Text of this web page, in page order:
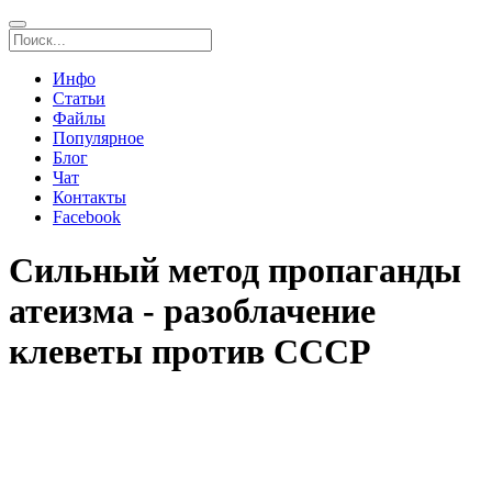
Инфо
Статьи
Файлы
Популярное
Блог
Чат
Контакты
Facebook
Сильный метод пропаганды
атеизма - разоблачение
клеветы против СССР